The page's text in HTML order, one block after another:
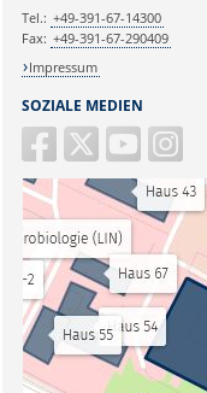
SOZIALE MEDIEN
Tel.: +49-391-67-14300
Fax: +49-391-67-290409
Impressum